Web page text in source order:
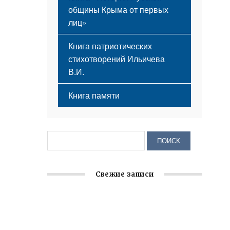
общины Крыма от первых
лиц»
Книга патриотических
стихотворений Ильичева
В.И.
Книга памяти
Свежие записи